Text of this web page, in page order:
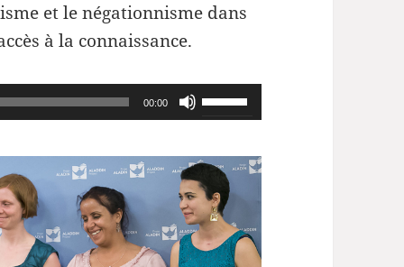
et le négationnisme dans
à la connaissance.
00:00
Utilisez
les
flèches
haut/bas
pour
augmenter